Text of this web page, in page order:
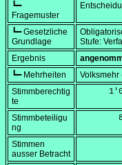
┗━
Fragemuster
┗━ Gesetzliche
Grundlage
Stufe:
Ergebnis
┗━ Mehrheiten
Volksmehr
Stimmberechtig
te
Stimmbeteiligu
ng
Stimmen
ausser Betracht